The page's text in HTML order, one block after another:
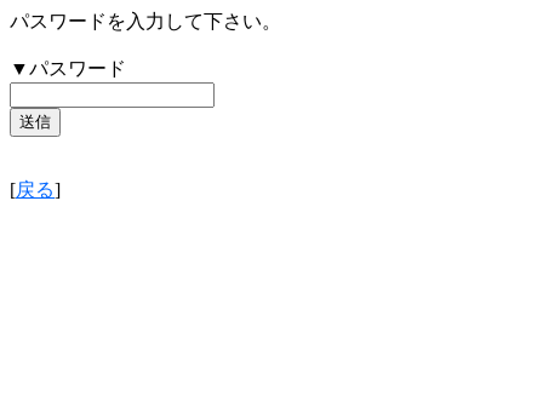
パスワードを入力して下さい。
▼パスワード
[戻る]